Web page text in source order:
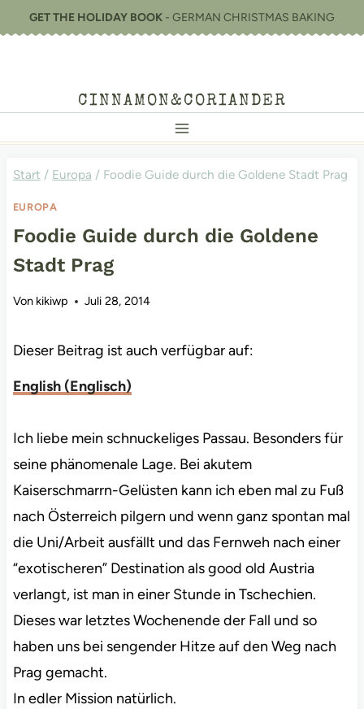
Inhalt
GET THE HOLIDAY BOOK - GERMAN CHRISTMAS BAKING
CINNAMON&CORIANDER
Start / Europa / Foodie Guide durch die Goldene Stadt Prag
EUROPA
Foodie Guide durch die Goldene
Stadt Prag
Von kikiwp Juli 28, 2014
Dieser Beitrag ist auch verfügbar auf:
English(Englisch)
Ich liebe mein schnuckeliges Passau. Besonders für
seine phänomenale Lage. Bei akutem
Kaiserschmarrn-Gelüsten kann ich eben mal zu Fuß
nach Österreich pilgern und wenn ganz spontan mal
die Uni/Arbeit ausfällt und das Fernweh nach einer
“exotischeren” Destination als good old Austria
verlangt, ist man in einer Stunde in Tschechien.
Dieses war letztes Wochenende der Fall und so
haben uns bei sengender Hitze auf den Weg nach
Prag gemacht.
In edler Mission natürlich.